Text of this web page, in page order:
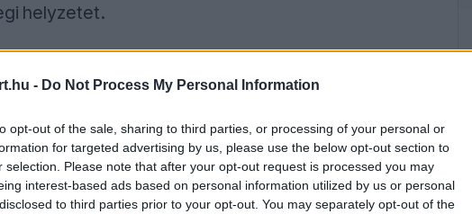
- Do Not Process My Personal Information
opt-out of the sale, sharing to third parties, or processing of your personal or
for targeted advertising by us, please use the below opt-out section to
selection. Please note that after your opt-out request is processed you may
interest-based ads based on personal information utilized by us or personal
to third parties prior to your opt-out. You may separately opt-out of the
helyzetet.
the server or network failed or because the